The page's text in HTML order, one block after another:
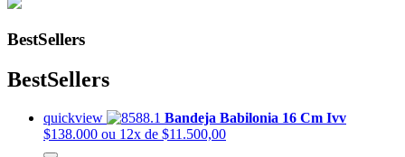
BestSellers
BestSellers
quickview
Bandeja Babilonia 16 Cm Ivv
$138.000 ou 12x de $11.500,00